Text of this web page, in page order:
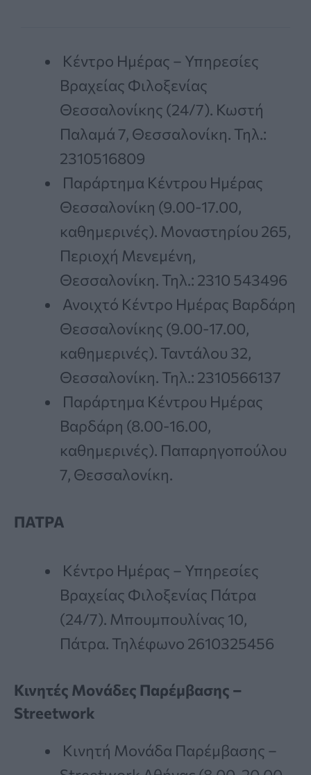
Κέντρο Ημέρας – Υπηρεσίες
Βραχείας Φιλοξενίας
Θεσσαλονίκης (24/7). Κωστή
Παλαμά 7, Θεσσαλονίκη. Τηλ.:
2310516809
Παράρτημα Κέντρου Ημέρας
Θεσσαλονίκη (9.00-17.00,
καθημερινές). Μοναστηρίου 265,
Περιοχή Μενεμένη,
Θεσσαλονίκη. Τηλ.: 2310 543496
Ανοιχτό Κέντρο Ημέρας Βαρδάρη
Θεσσαλονίκης (9.00-17.00,
καθημερινές). Ταντάλου 32,
Θεσσαλονίκη. Τηλ.: 2310566137
Παράρτημα Κέντρου Ημέρας
Βαρδάρη (8.00-16.00,
καθημερινές). Παπαρηγοπούλου
7, Θεσσαλονίκη.
ΠΑΤΡΑ
Κέντρο Ημέρας – Υπηρεσίες
Βραχείας Φιλοξενίας Πάτρα
(24/7). Μπουμπουλίνας 10,
Πάτρα. Τηλέφωνο 2610325456
Κινητές Μονάδες Παρέμβασης –
Streetwork
Κινητή Μονάδα Παρέμβασης –